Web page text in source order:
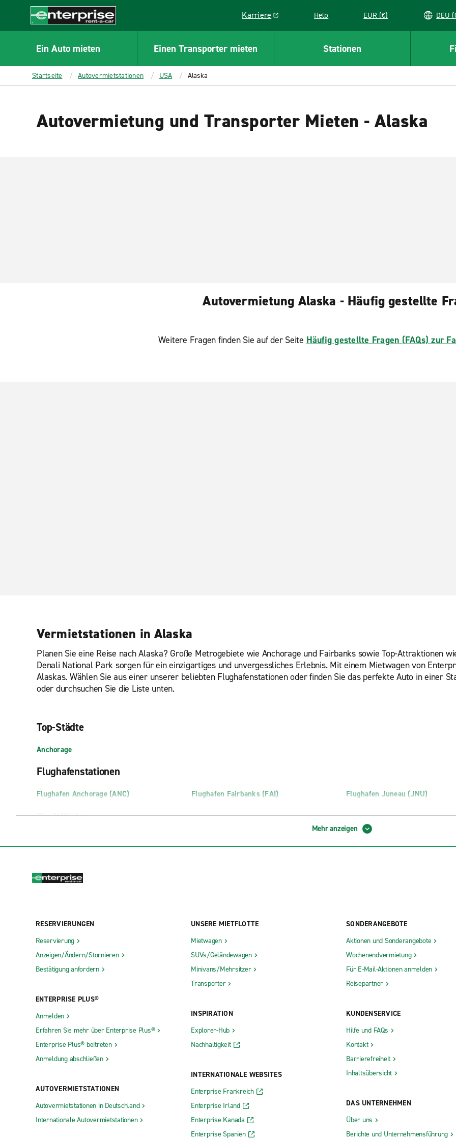
CONTENT
Enterprise
Karriere
Link opens in a new window
Help EUR (€)
Ein Auto mieten Einen Transporter mieten Stationen
Startseite Autovermietstationen USA Alaska
Autovermietung und Transporter Mieten - Alaska
Autovermietung Alaska - Häufig gestellte
Weitere Fragen finden Sie auf der Seite Häufig gestellte Fragen (FAQs) zur
Vermietstationen in Alaska
Planen Sie eine Reise nach Alaska? Große Metrogebiete wie Anchorage und Fairbanks sowie Top-Attraktionen
Denali National Park sorgen für ein einzigartiges und unvergessliches Erlebnis. Mit einem Mietwagen von
Alaskas. Wählen Sie aus einer unserer beliebten Flughafenstationen oder finden Sie das perfekte Auto in einer
oder durchsuchen Sie die Liste unten.
Top-Städte
Anchorage
Flughafenstationen
Flughafen Anchorage (ANC) Flughafen Fairbanks (FAI) Flughafen Juneau (JNU)
Stadtfilialen
Mehr anzeigen
RESERVIERUNGEN
Reservierung
Anzeigen/Ändern/Stornieren
Bestätigung anfordern
ENTERPRISE PLUS®
Anmelden
Erfahren Sie mehr über Enterprise Plus®
Enterprise Plus® beitreten
Anmeldung abschließen
AUTOVERMIETSTATIONEN
Autovermietstationen in Deutschland
Internationale Autovermietstationen
UNSERE MIETFLOTTE
Mietwagen
SUVs/Geländewagen
Minivans/Mehrsitzer
Transporter
INSPIRATION
Explorer-Hub
Nachhaltigkeit
INTERNATIONALE WEBSITES
Enterprise Frankreich
Enterprise Irland
Enterprise Kanada
Enterprise Spanien
SONDERANGEBOTE
Aktionen und Sonderangebote
Wochenendvermietung
Für E-Mail-Aktionen anmelden
Reisepartner
KUNDENSERVICE
Hilfe und FAQs
Kontakt
Barrierefreiheit
Inhaltsübersicht
DAS UNTERNEHMEN
Über uns
Berichte und Unternehmensführung